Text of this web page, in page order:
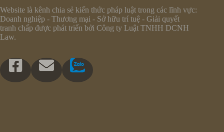
Website là kênh chia sẻ kiến thức pháp luật trong các lĩnh vực:
Doanh nghiệp - Thương mại - Sở hữu trí tuệ - Giải quyết
tranh chấp được phát triển bởi Công ty Luật TNHH DCNH
Law.